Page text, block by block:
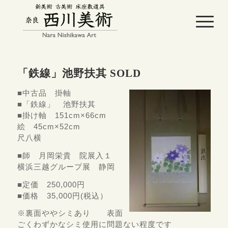
「鉄線」池野扶其 SOLD
■中古品 掛軸
■「鉄線」 池野扶其
■掛け軸 151cm×66cm
絵 45cm×52cm
尺八横
■師 月岡栄貴 院展入１
横浜三越グループ展 静岡
■定価 250,000円
■価格 35,000円(税込）
※裏面ややシミあり 表面
ごくわずかなシミ使用に問題ない程度です